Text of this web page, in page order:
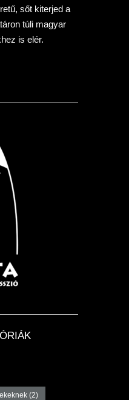
sőt kiterjed a
túli magyar
is elér.
(2)